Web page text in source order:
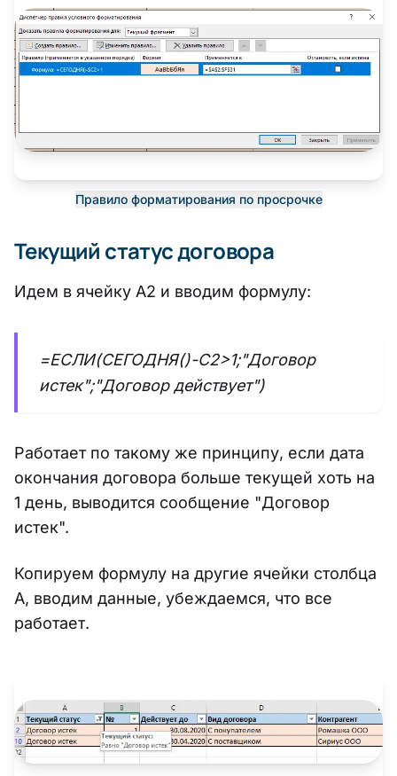
Правило форматирования по просрочке
Текущий статус договора
Идем в ячейку А2 и вводим формулу:
=ЕСЛИ(СЕГОДНЯ()-C2>1;"Договор
истек";"Договор действует")
Работает по такому же принципу, если дата
окончания договора больше текущей хоть на
1 день, выводится сообщение "Договор
истек".
Копируем формулу на другие ячейки столбца
А, вводим данные, убеждаемся, что все
работает.